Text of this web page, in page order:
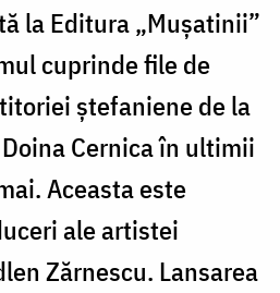
la Editura „Mușatinii”
cuprinde file de
ștefaniene de la
Cernica în ultimii
Aceasta este
ale artistei
Zărnescu. Lansarea